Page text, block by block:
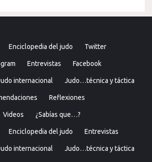
Enciclopedia del judo Twitter
Entrevistas Facebook
internacional Judo…técnica y táctica
Reflexiones
Videos ¿Sabías que…?
Enciclopedia del judo Entrevistas
internacional Judo…técnica y táctica